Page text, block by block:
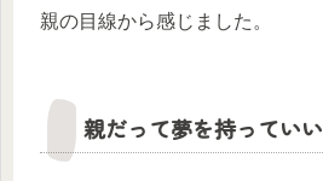
親の目線から感じました。
親だって夢を持っていい